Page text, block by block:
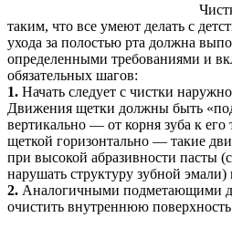
таким, что все умеют делать с
ухода за полостью рта должна
определенными требованиями и
обязательных шагов:
1. Начать следует с чистки
Движения щетки должны быть
вертикально — от корня зуба к
щеткой горизонтально — такие
при высокой абразивности пасты
нарушать структуру зубной эмали)
2. Аналогичными подметающими
очистить внутреннюю поверхность